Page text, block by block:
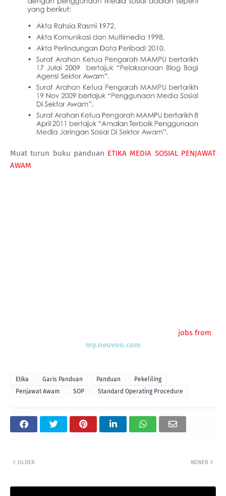
Muat turun buku panduan ETIKA MEDIA SOSIAL PENJAWAT
AWAM
jobs from
my.neuvoo.com
Etika Garis Panduan Panduan
Pekeliling
Penjawat Awam
SOP Standard Operating Procedure
NEWER
OLDER